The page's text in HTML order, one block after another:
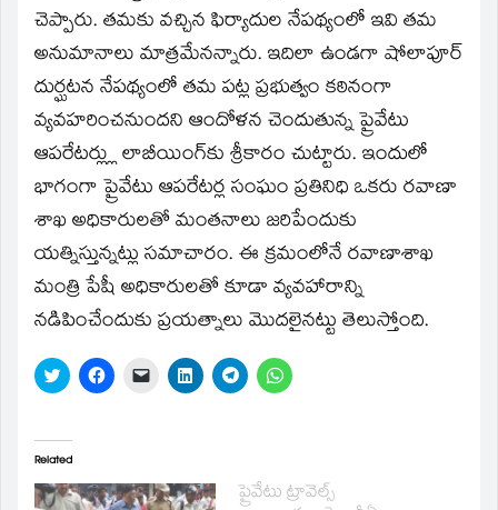
చెప్పారు. తమకు వచ్చిన ఫిర్యాదుల నేపథ్యంలో ఇవి తమ
అనుమానాలు మాత్రమేనన్నారు. ఇదిలా ఉండగా షోలాపూర్‌
దుర్ఘటన నేపథ్యంలో తమ పట్ల ప్రభుత్వం కఠినంగా
వ్యవహరించనుందని ఆందోళన చెందుతున్న ప్రైవేటు
ఆపరేటర్ల్లు లాబీయింగ్‌కు శ్రీకారం చుట్టారు. ఇందులో
భాగంగా ప్రైవేటు ఆపరేటర్ల సంఘం ప్రతినిధి ఒకరు రవాణా
శాఖ అధికారులతో మంతనాలు జరిపేందుకు
యత్నిస్తున్నట్లు సమాచారం. ఈ క్రమంలోనే రవాణాశాఖ
మంత్రి పేషీ అధికారులతో కూడా వ్యవహారాన్ని
నడిపించేందుకు ప్రయత్నాలు మొదలైనట్టు తెలుస్తోంది.
Click
to
(Opens
in
window)
Click
to
window)
Click
(Opens
in
Click
to
window)
Click
to
window)
Click
to
window)
Related
ప్రైవేటు ట్రావెల్స్‌